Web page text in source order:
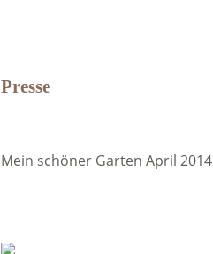
Presse
Mein schöner Garten April 2014